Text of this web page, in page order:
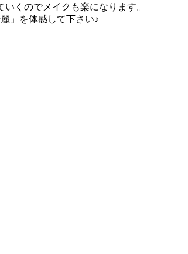
くのでメイクも楽になります。
」を体感して下さい♪